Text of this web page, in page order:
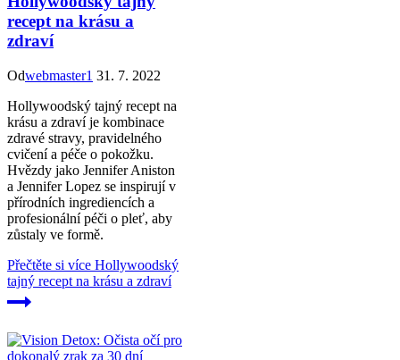
recept na krásu a
zdraví
Odwebmaster1 31. 7. 2022
Hollywoodský tajný recept na
krásu a zdraví je kombinace
zdravé stravy, pravidelného
cvičení a péče o pokožku.
Hvězdy jako Jennifer Aniston
a Jennifer Lopez se inspirují v
přírodních ingrediencích a
profesionální péči o pleť, aby
zůstaly ve formě.
Přečtěte si více Hollywoodský
tajný recept na krásu a zdraví